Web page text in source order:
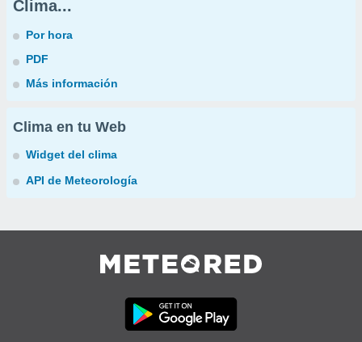
Clima...
Por hora
PDF
Más información
Clima en tu Web
Widget del clima
API de Meteorología